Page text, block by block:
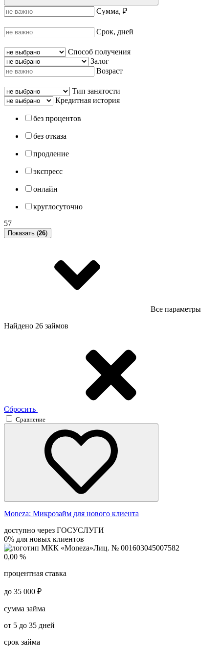
Сумма, ₽
Срок, дней
Способ получения
Залог
Возраст
Тип занятости
Кредитная история
без процентов
без отказа
продление
экспресс
онлайн
круглосуточно
57
Показать (26)
Все параметры
Найдено 26 займов
Сбросить
Сравнение
Moneza: Микрозайм для нового клиента
доступно через ГОСУСЛУГИ
0% для новых клиентов
Лиц. № 001603045007582
0,00 %
процентная ставка
до 35 000 ₽
сумма займа
от 5 до 35 дней
срок займа